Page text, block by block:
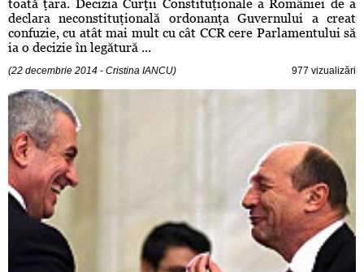
toată ţara. Decizia Curţii Constituţionale a României de a
declara neconstituţională ordonanţa Guvernului a creat
confuzie, cu atât mai mult cu cât CCR cere Parlamentului să
ia o decizie în legătură ...
(22 decembrie 2014 - Cristina IANCU) 977 vizualizări